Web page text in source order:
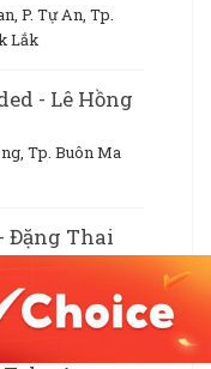
P. Tự An, Tp.
Lắk
- Lê Hồng
Tp. Buôn Ma
Đặng Thai
Tp. Buôn Ma